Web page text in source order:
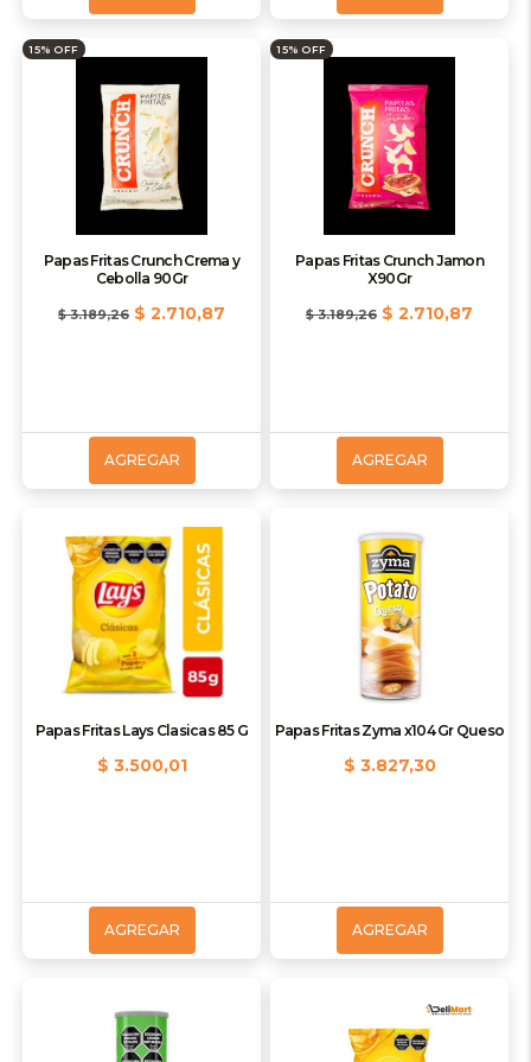
15% OFF
Papas Fritas Crunch Crema y
Cebolla 90Gr
$ 3.189,26 $ 2.710,87
AGREGAR
15% OFF
Papas Fritas Crunch Jamon
X90Gr
$ 3.189,26 $ 2.710,87
AGREGAR
Papas Fritas Lays Clasicas 85 G
$ 3.500,01
AGREGAR
Papas Fritas Zyma x104 Gr Queso
$ 3.827,30
AGREGAR